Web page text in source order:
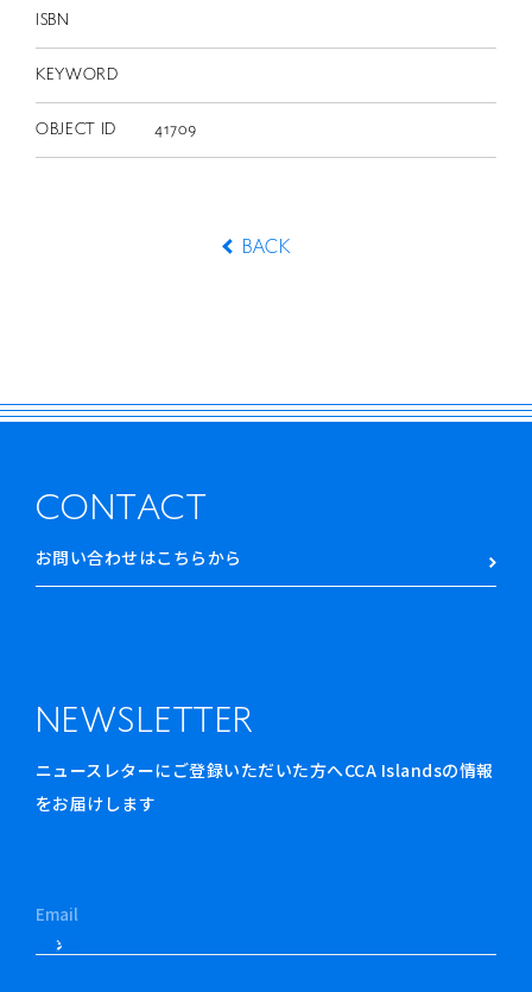
ISBN
KEYWORD
OBJECT ID 41709
BACK
CONTACT
お問い合わせはこちらから
NEWSLETTER
ニュースレターにご登録いただいた方へCCA Islandsの情報
をお届けします